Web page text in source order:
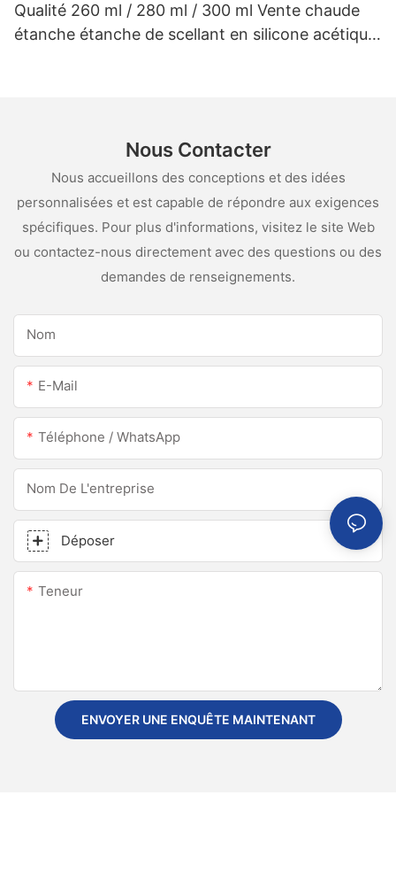
Qualité 260 ml / 280 ml / 300 ml Vente chaude
étanche étanche de scellant en silicone acétique
Nous Contacter
Nous accueillons des conceptions et des idées
personnalisées et est capable de répondre aux exigences
spécifiques. Pour plus d'informations, visitez le site Web
ou contactez-nous directement avec des questions ou des
demandes de renseignements.
Nom
E-Mail
Téléphone / WhatsApp
Nom De L'entreprise
Déposer
Teneur
ENVOYER UNE ENQUÊTE MAINTENANT